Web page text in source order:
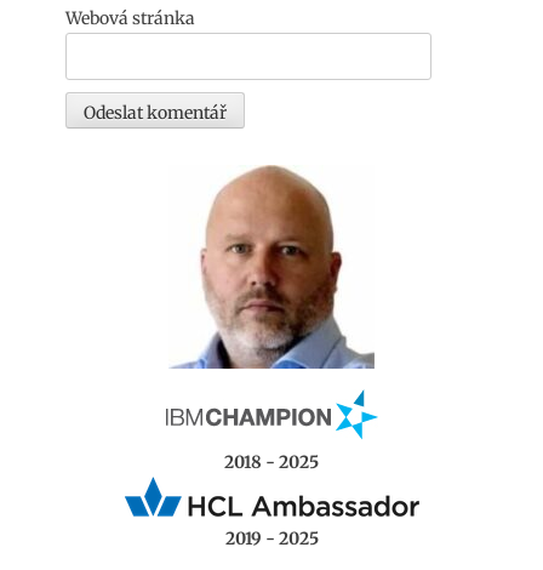
Webová stránka
2018 - 2025
2019 - 2025